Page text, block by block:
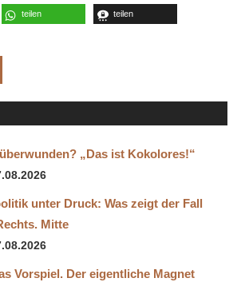
teilen teilen
„Das ist Kokolores!“
unter Druck: Was zeigt der Fall
Mitte
Vorspiel. Der eigentliche Magnet